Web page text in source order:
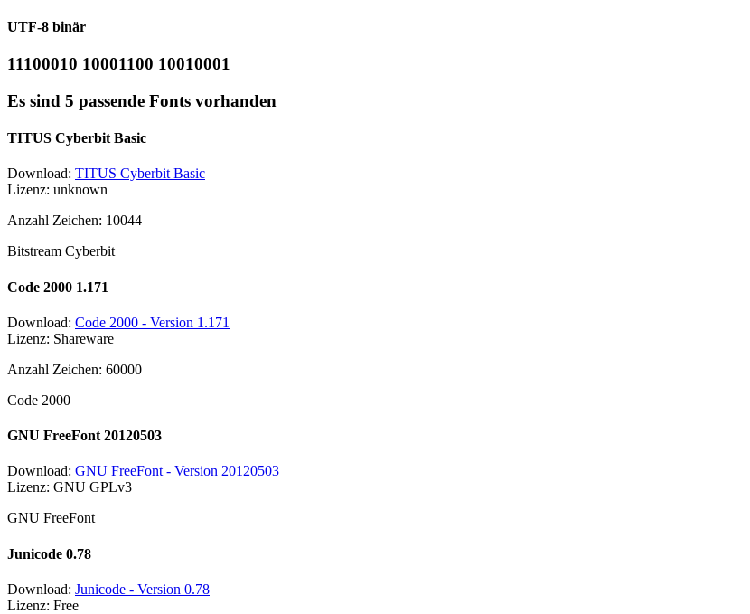
UTF-8 binär
11100010 10001100 10010001
Es sind 5 passende Fonts vorhanden
TITUS Cyberbit Basic
Download: TITUS Cyberbit Basic
Lizenz: unknown
Anzahl Zeichen: 10044
Bitstream Cyberbit
Code 2000 1.171
Download: Code 2000 - Version 1.171
Lizenz: Shareware
Anzahl Zeichen: 60000
Code 2000
GNU FreeFont 20120503
Download: GNU FreeFont - Version 20120503
Lizenz: GNU GPLv3
GNU FreeFont
Junicode 0.78
Download: Junicode - Version 0.78
Lizenz: Free